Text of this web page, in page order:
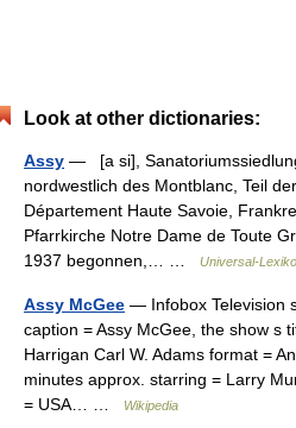
Look at other dictionaries:
Assy — [a si],
nordwestlich des Montblanc, Teil
Département Haute Savoie,
Pfarrkirche Notre Dame de Toute
1937 begonnen,… …
Universal-
Assy McGee — Infobox Television
caption = Assy McGee, the show s
Harrigan Carl W. Adams format =
minutes approx. starring = Larry
= USA… …
Wikipedia